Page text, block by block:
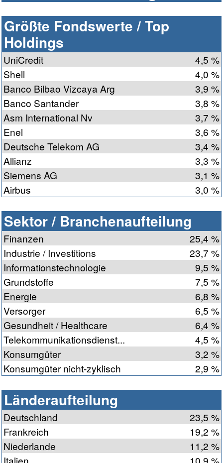
Größte Fondswerte / Top
Holdings
UniCredit
4,5 %
Shell
4,0 %
Banco Bilbao Vizcaya Arg
3,9 %
Banco Santander
3,8 %
Asm International Nv
3,7 %
Enel
3,6 %
Deutsche Telekom AG
3,4 %
Allianz
3,3 %
Siemens AG
3,1 %
Airbus
3,0 %
Sektor / Branchenaufteilung
Finanzen
25,4 %
Industrie / Investitions
23,7 %
Informationstechnologie
9,5 %
Grundstoffe
7,5 %
Energie
6,8 %
Versorger
6,5 %
Gesundheit / Healthcare
6,4 %
Telekommunikationsdienst...
4,5 %
Konsumgüter
3,2 %
Konsumgüter nicht-zyklisch
2,9 %
Länderaufteilung
Deutschland
23,5 %
Frankreich
19,2 %
Niederlande
11,2 %